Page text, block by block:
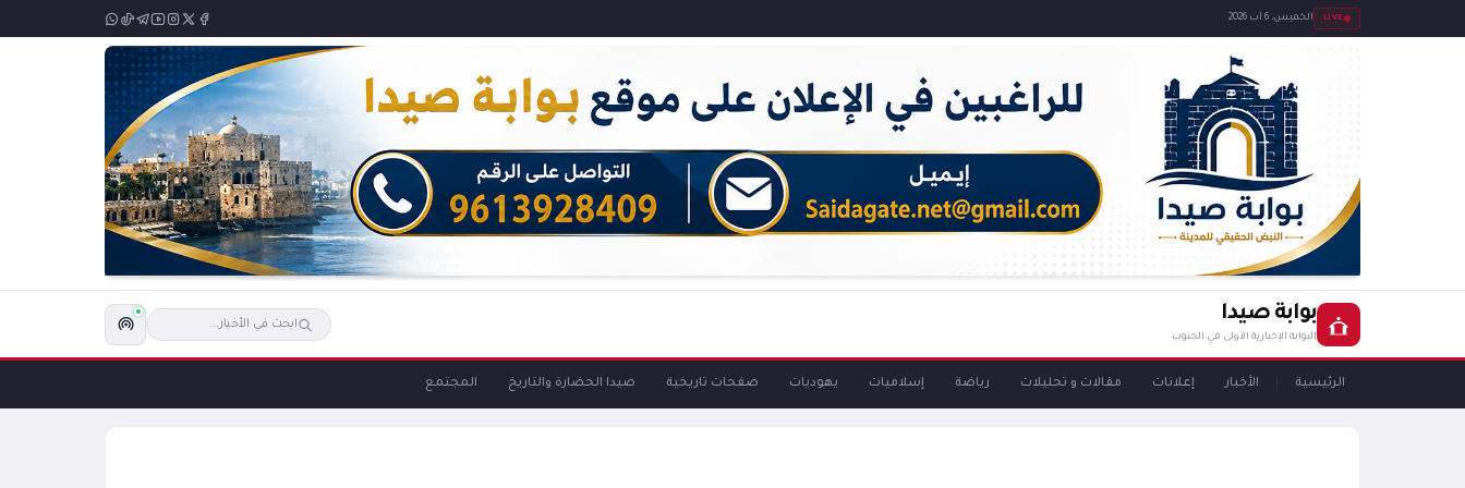
LIVE الخميس، 6 آب 2026
بوابة صيدا
البوابة الإخبارية الأولى في الجنوب
الرئيسية الأخبار إعلانات مقالات و تحليلات رياضة إسلاميات يهوديات صفحات تاريخية صيدا الحضارة والتاريخ المجتمع